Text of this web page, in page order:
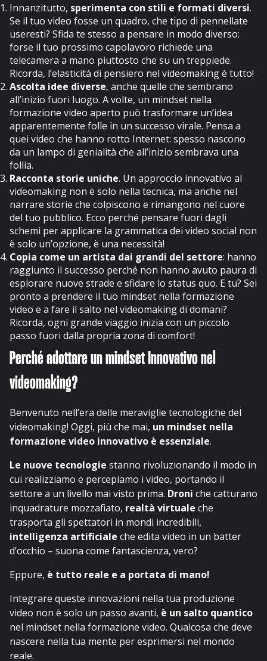
Innanzitutto, sperimenta con stili e formati diversi.
Se il tuo video fosse un quadro, che tipo di pennellate
useresti? Sfida te stesso a pensare in modo diverso:
forse il tuo prossimo capolavoro richiede una
telecamera a mano piuttosto che su un treppiede.
Ricorda, l’elasticità di pensiero nel videomaking è tutto!
Ascolta idee diverse, anche quelle che sembrano
all’inizio fuori luogo. A volte, un mindset nella
formazione video aperto può trasformare un’idea
apparentemente folle in un successo virale. Pensa a
quei video che hanno rotto Internet: spesso nascono
da un lampo di genialità che all’inizio sembrava una
follia.
Racconta storie uniche. Un approccio innovativo al
videomaking non è solo nella tecnica, ma anche nel
narrare storie che colpiscono e rimangono nel cuore
del tuo pubblico. Ecco perché pensare fuori dagli
schemi per applicare la grammatica dei video social non
è solo un’opzione, è una necessità!
Copia come un artista dai grandi del settore: hanno
raggiunto il successo perché non hanno avuto paura di
esplorare nuove strade e sfidare lo status quo. E tu? Sei
pronto a prendere il tuo mindset nella formazione
video e a fare il salto nel videomaking di domani?
Ricorda, ogni grande viaggio inizia con un piccolo
passo fuori dalla propria zona di comfort!
Perché adottare un mindset Innovativo nel
videomaking?
Benvenuto nell’era delle meraviglie tecnologiche del
videomaking! Oggi, più che mai, un mindset nella
formazione video innovativo è essenziale.
Le nuove tecnologie stanno rivoluzionando il modo in
cui realizziamo e percepiamo i video, portando il
settore a un livello mai visto prima. Droni che catturano
inquadrature mozzafiato, realtà virtuale che
trasporta gli spettatori in mondi incredibili,
intelligenza artificiale che edita video in un batter
d’occhio – suona come fantascienza, vero?
Eppure, è tutto reale e a portata di mano!
Integrare queste innovazioni nella tua produzione
video non è solo un passo avanti, è un salto quantico
nel mindset nella formazione video. Qualcosa che deve
nascere nella tua mente per esprimersi nel mondo
reale.